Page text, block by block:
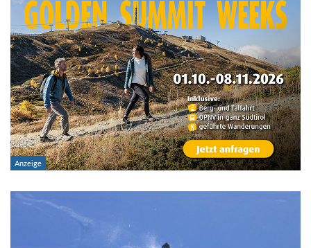
Region:
Gebirge:
Art der Tour:
Schwierigkeitsgrad: